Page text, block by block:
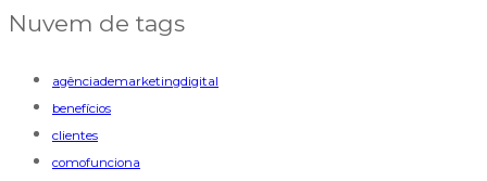
Nuvem de tags
agênciademarketingdigital
benefícios
clientes
comofunciona